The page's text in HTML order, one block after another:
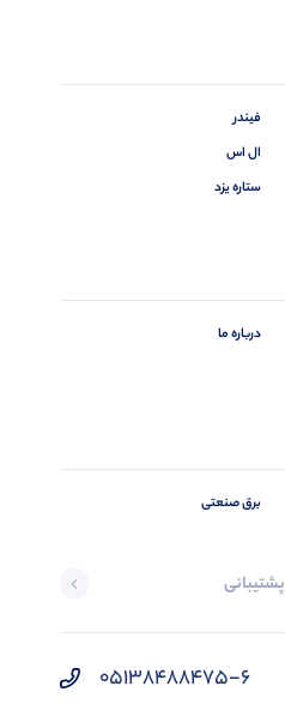
فیندر
ال اس
ستاره یزد
درباره ما
برق صنعتی
پشتیبانی
05138488475-6